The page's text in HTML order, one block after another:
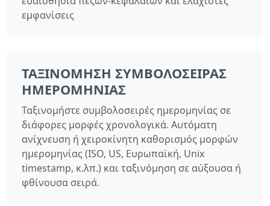
εμφανίσεις
ΤΑΞΙΝΌΜΗΣΗ ΣΥΜΒΟΛΟΣΕΙΡΆΣ
ΗΜΕΡΟΜΗΝΊΑΣ
Ταξινομήστε συμβολοσειρές ημερομηνίας σε
διάφορες μορφές χρονολογικά. Αυτόματη
ανίχνευση ή χειροκίνητη καθορισμός μορφών
ημερομηνίας (ISO, US, Ευρωπαϊκή, Unix
timestamp, κ.λπ.) και ταξινόμηση σε αύξουσα ή
φθίνουσα σειρά.